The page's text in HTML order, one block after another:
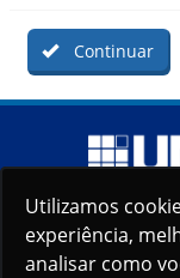
Utilizamos
experiência,
analisar como
Utilizamos
experiência,
analisar como
Continuar